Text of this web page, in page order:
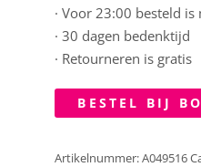
· Voor 23:00 besteld
· 30 dagen bedenktijd
· Retourneren is gratis
BESTEL BIJ
Artikelnummer:A049516